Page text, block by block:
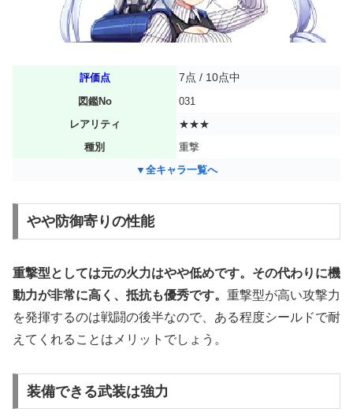
評価点 7点 / 10点中
図鑑No
031
レアリティ
★★★
種別
重撃
▼全キャラ一覧へ
やや防御寄りの性能
重撃型としては元の火力はやや低めです。その代わりに機
動力が非常に高く、抵抗も優秀です。 重撃型が高い攻撃力
を発揮するのは戦闘の後半なので、ある程度シールドで耐
えてくれることはメリットでしょう。
装備できる武装は強力